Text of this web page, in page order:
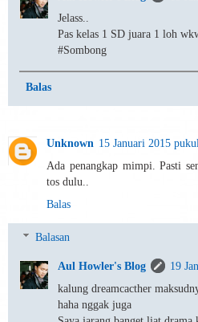
Jelass..
Pas kelas 1 SD juara 1 loh
#Sombong
Balas
Unknown 15 Januari 2015
Ada penangkap mimpi. Pasti
tos dulu..
Balas
Balasan
Aul Howler's Blog
19
kalung dreamcacther
haha nggak juga